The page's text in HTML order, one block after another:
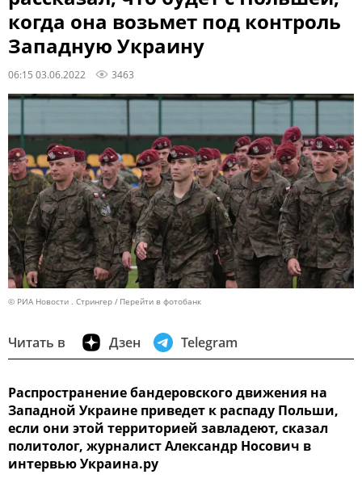
когда она возьмет под контроль
Западную Украину
06:15 03.06.2022 3463
© РИА Новости . Стрингер Перейти в фотобанк
Читать в Дзен Telegram
Распространение бандеровского движения на
Западной Украине приведет к распаду Польши,
если они этой территорией завладеют, сказал
политолог, журналист Александр Носович в
интервью Украина.ру